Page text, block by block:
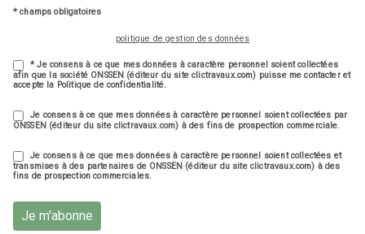
* champs obligatoires
politique de gestion des données
* Je consens à ce que mes données à caractère personnel soient collectées
afin que la société ONSSEN (éditeur du site clictravaux.com) puisse me contacter et
accepte la Politique de confidentialité.
Je consens à ce que mes données à caractère personnel soient collectées par
ONSSEN (éditeur du site clictravaux.com) à des fins de prospection commerciale.
Je consens à ce que mes données à caractère personnel soient collectées et
transmises à des partenaires de ONSSEN (éditeur du site clictravaux.com) à des
fins de prospection commerciales.
Je m'abonne